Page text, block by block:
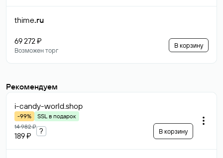
thime.ru
69 272 ₽
Возможен торг
В корзину
Рекомендуем
i-candy-world.shop
-99%
SSL в подарок
14 982 ₽
189 ₽
? В корзину